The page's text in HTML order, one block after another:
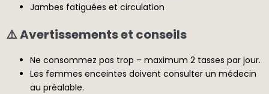
Jambes fatiguées et circulation
⚠️ Avertissements et conseils
Ne consommez pas trop – maximum 2 tasses par jour.
Les femmes enceintes doivent consulter un médecin
au préalable.